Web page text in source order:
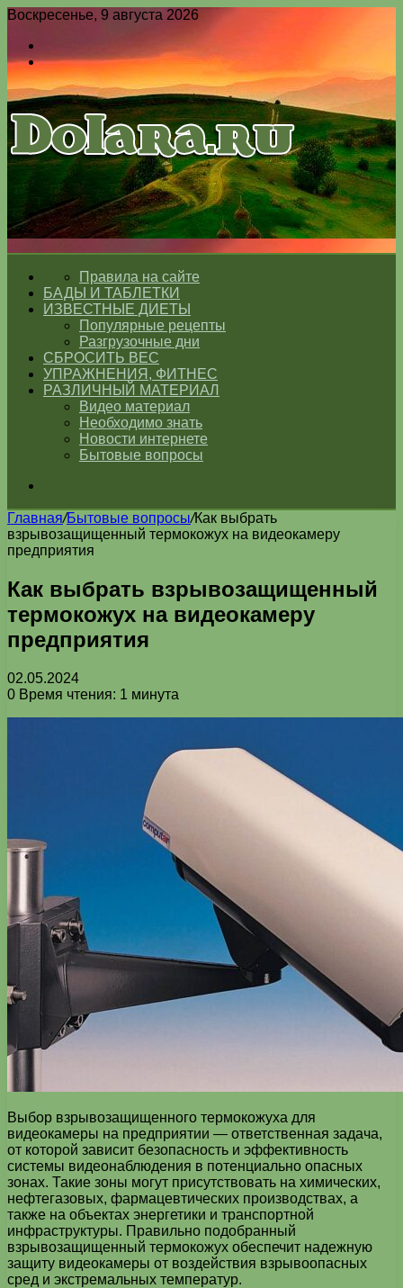
Воскресенье, 9 августа 2026
Switch
skin
Меню
Switch
ГЛАВНАЯПравила на сайте
БАДЫ И ТАБЛЕТКИ
ИЗВЕСТНЫЕ ДИЕТЫ
Популярные рецепты
Разгрузочные дни
СБРОСИТЬ ВЕС
УПРАЖНЕНИЯ, ФИТНЕС
РАЗЛИЧНЫЙ МАТЕРИАЛ
Видео материал
Необходимо знать
Новости интернете
Бытовые вопросы
Главная/Бытовые вопросы/Как выбрать
взрывозащищенный термокожух на видеокамеру
предприятия
Как выбрать взрывозащищенный
термокожух на видеокамеру
предприятия
02.05.2024
0 Время чтения: 1 минута
Выбор взрывозащищенного термокожуха для
видеокамеры на предприятии — ответственная задача,
от которой зависит безопасность и эффективность
системы видеонаблюдения в потенциально опасных
зонах. Такие зоны могут присутствовать на химических,
нефтегазовых, фармацевтических производствах, а
также на объектах энергетики и транспортной
инфраструктуры. Правильно подобранный
взрывозащищенный термокожух обеспечит надежную
защиту видеокамеры от воздействия взрывоопасных
сред и экстремальных температур.